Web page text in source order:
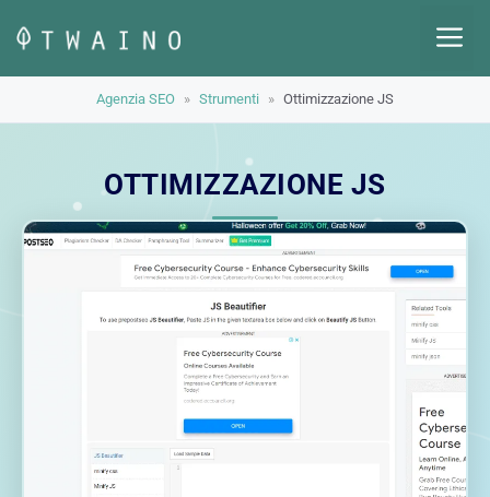
contenuto
Agenzia SEO » Strumenti » Ottimizzazione JS
OTTIMIZZAZIONE JS